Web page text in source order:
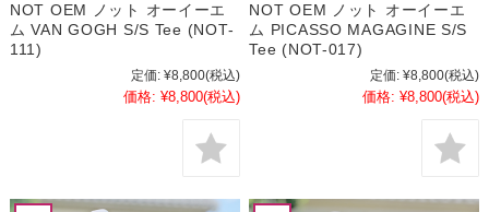
NOT OEM ノット オーイーエ
ム VAN GOGH S/S Tee (NOT-
111)
定価: ¥8,800(税込)
価格: ¥8,800(税込)
NOT OEM ノット オーイーエ
ム PICASSO MAGAGINE S/S
Tee (NOT-017)
定価: ¥8,800(税込)
価格: ¥8,800(税込)